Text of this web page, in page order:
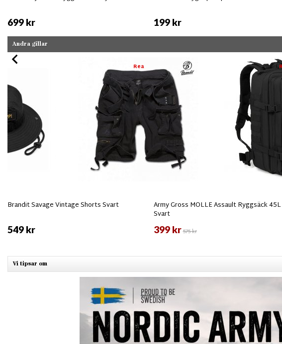
699 kr 199 kr
Andra gillar
Rea
Brandit Savage Vintage Shorts Svart
549 kr
Army Gross MOLLE Assault Ryggsäck
Svart
399 kr575 kr
Vi tipsar om